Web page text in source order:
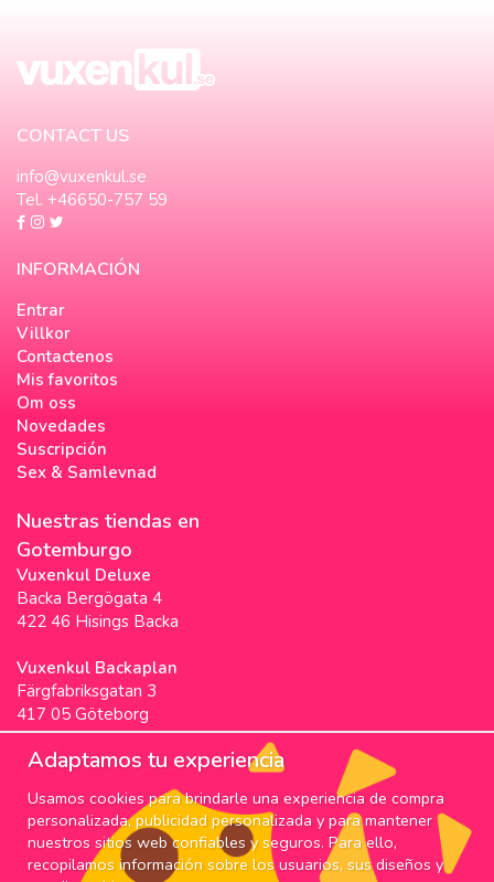
CONTACT US
info@vuxenkul.se
Tel. +46650-757 59
INFORMACIÓN
Entrar
Villkor
Contactenos
Mis favoritos
Om oss
Novedades
Suscripción
Sex & Samlevnad
Nuestras tiendas en
Gotemburgo
Vuxenkul Deluxe
Backa Bergögata 4
422 46 Hisings Backa
Vuxenkul Backaplan
Färgfabriksgatan 3
417 05 Göteborg
Vuxenkul Stigscenter
Backa Bergögata 2
422 46 Hisings Backa
Horarios & Info
Adaptamos tu experiencia
Usamos cookies para brindarle una experiencia de compra
personalizada, publicidad personalizada y para mantener
nuestros sitios web confiables y seguros. Para ello,
recopilamos información sobre los usuarios, sus diseños y